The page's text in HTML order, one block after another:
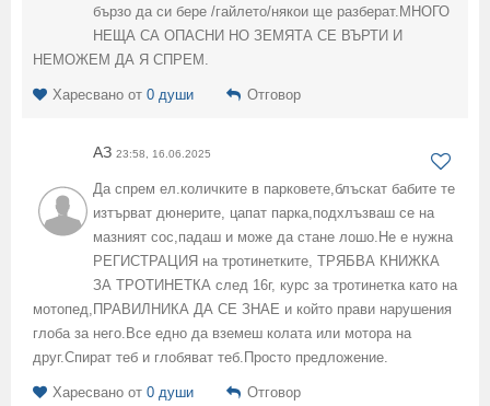
бързо да си бере /гайлето/някои ще разберат.МНОГО
НЕЩА СА ОПАСНИ НО ЗЕМЯТА СЕ ВЪРТИ И
НЕМОЖЕМ ДА Я СПРЕМ.
Харесвано от 0 души Отговор
АЗ 23:58, 16.06.2025
Да спрем ел.количките в парковете,блъскат бабите те
изтърват дюнерите, цапат парка,подхлъзваш се на
мазният сос,падаш и може да стане лошо.Не е нужна
РЕГИСТРАЦИЯ на тротинетките, ТРЯБВА КНИЖКА
ЗА ТРОТИНЕТКА след 16г, курс за тротинетка като на
мотопед,ПРАВИЛНИКА ДА СЕ ЗНАЕ и който прави нарушения
глоба за него.Все едно да вземеш колата или мотора на
друг.Спират теб и глобяват теб.Просто предложение.
Харесвано от 0 души Отговор